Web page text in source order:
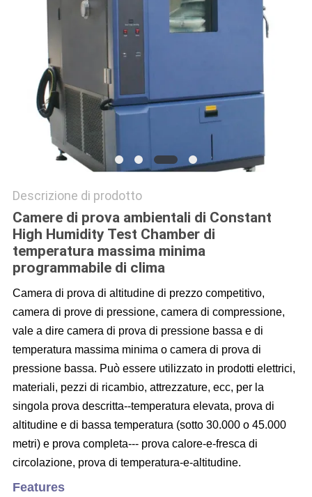
Descrizione di prodotto
Camere di prova ambientali di Constant
High Humidity Test Chamber di
temperatura massima minima
programmabile di clima
Camera di prova di altitudine di prezzo competitivo,
camera di prove di pressione, camera di compressione,
vale a dire camera di prova di pressione bassa e di
temperatura massima minima o camera di prova di
pressione bassa. Può essere utilizzato in prodotti elettrici,
materiali, pezzi di ricambio, attrezzature, ecc, per la
singola prova descritta--temperatura elevata, prova di
altitudine e di bassa temperatura (sotto 30.000 o 45.000
metri) e prova completa--- prova calore-e-fresca di
circolazione, prova di temperatura-e-altitudine.
Features